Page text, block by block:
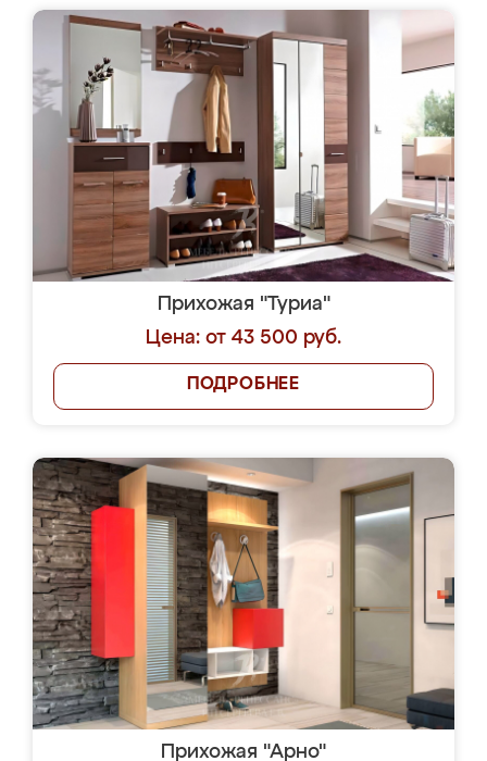
Прихожая "Туриа"
Цена: от 43 500 руб.
ПОДРОБНЕЕ
Прихожая "Арно"